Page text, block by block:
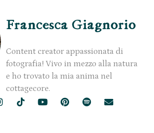
Francesca Giagnorio
Content creator appassionata di
fotografia! Vivo in mezzo alla natura
e ho trovato la mia anima nel
cottagecore.